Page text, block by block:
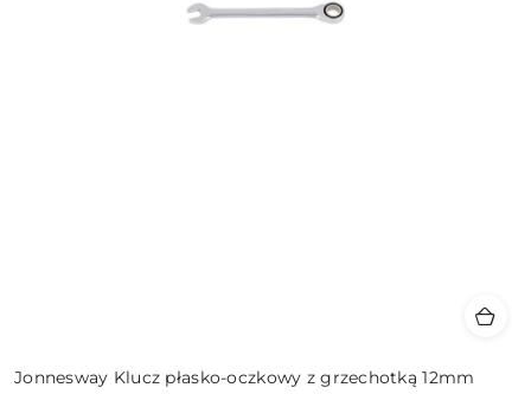
Jonnesway Klucz płasko-oczkowy z grzechotką 12mm